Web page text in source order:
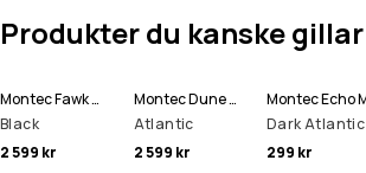
Produkter du kanske gillar
Montec Fawk W Snowboardbyxa Kvinna
Black
2 599 kr
Montec Dune W Skidjacka Kvinna
Atlantic
2 599 kr
Dark Atlantic
299 kr